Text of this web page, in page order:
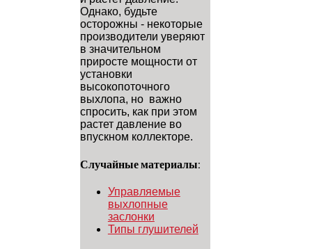
Однако, будьте
осторожны - некоторые
производители уверяют
в значительном
приросте мощности от
установки
высокопоточного
выхлопа, но важно
спросить, как при этом
растет давление во
впускном коллекторе.
Случайные материалы:
Управляемые
выхлопные
заслонки
Типы глушителей